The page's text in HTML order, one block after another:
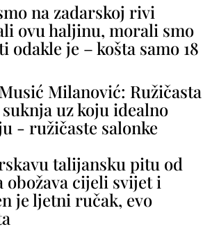
na zadarskoj rivi
ovu haljinu, morali smo
odakle je – košta samo 18
Milanović: Ružičasta
uz koju idealno
- ružičaste salonke
talijansku pitu od
obožava cijeli svijet i
je ljetni ručak, evo